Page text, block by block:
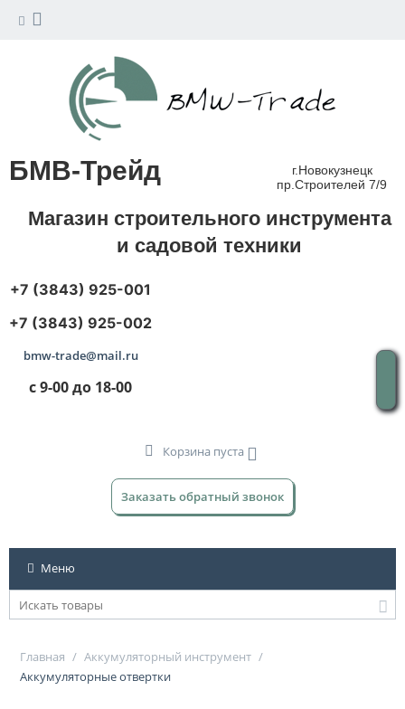
БМВ-Трейд
г.Новокузнецк
пр.Строителей 7/9
Магазин строительного инструмента
и садовой техники
+7 (3843) 925-001
+7 (3843) 925-002
bmw-trade@mail.ru
с 9-00 до 18-00
Корзина пуста
Заказать обратный звонок
Меню
Главная / Аккумуляторный инструмент /
Аккумуляторные отвертки